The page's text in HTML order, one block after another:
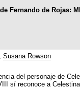
Fernando de Rojas:
Susana Rowson
del personaje de
sí reconoce a